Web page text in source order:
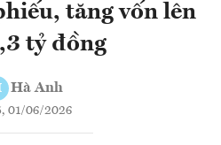
tăng vốn lên
tỷ đồng
Hà Anh
01/06/2026